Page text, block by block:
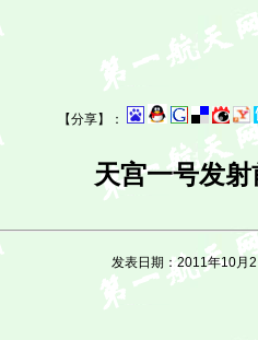
【分享】：
天宫一号发
发表日期：2011年10